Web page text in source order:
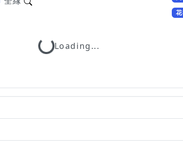
Loading...
Loading...